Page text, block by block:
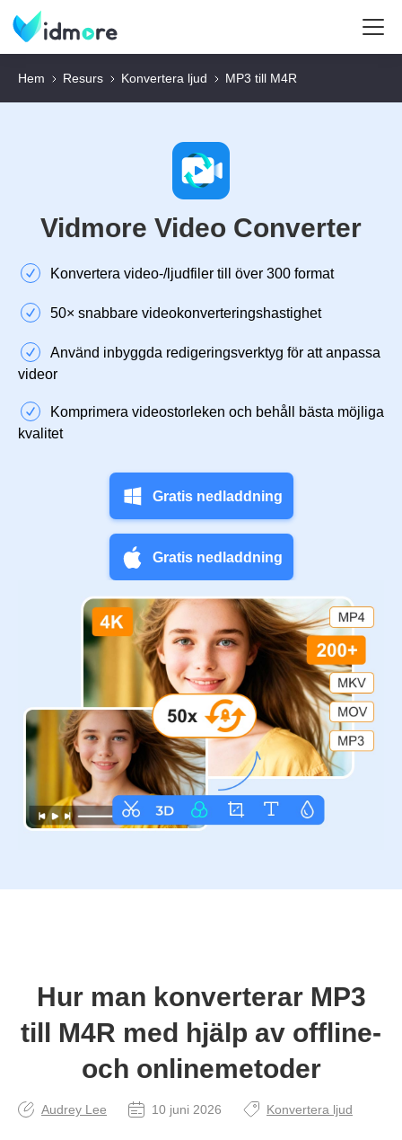
Hem Resurs Konvertera ljud MP3 till M4R
Vidmore Video Converter
Konvertera video-/ljudfiler till över 300 format
50× snabbare videokonverteringshastighet
Använd inbyggda redigeringsverktyg för att anpassa
videor
Komprimera videostorleken och behåll bästa möjliga
kvalitet
Gratis nedladdning
Gratis nedladdning
Hur man konverterar MP3
till M4R med hjälp av offline-
och onlinemetoder
Audrey Lee 10 juni 2026 Konvertera ljud